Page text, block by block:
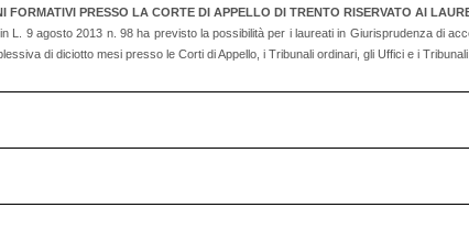
FORMATIVI PRESSO LA CORTE DI APPELLO DI TRENTO RISERVATO AI
L. 9 agosto 2013 n. 98 ha previsto la possibilità per i laureati in Giurisprudenza di
di diciotto mesi presso le Corti di Appello, i Tribunali ordinari, gli Uffici e i